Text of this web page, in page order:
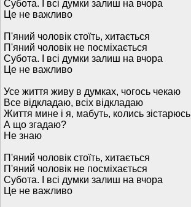
Субота. І всі думки залиш на вчора
Це не важливо
П'яний чоловік стоїть, хитається
П'яний чоловік не посміхається
Субота. І всі думки залиш на вчора
Це не важливо
Усе життя живу в думках, чогось чекаю
Все відкладаю, всіх відкладаю
Життя мине і я, мабуть, колись зістарюсь
А що згадаю?
Не знаю
П'яний чоловік стоїть, хитається
П'яний чоловік не посміхається
Субота. І всі думки залиш на вчора
Це не важливо